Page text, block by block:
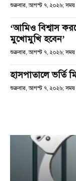
শুক্রবার, আগস্ট ৭, ২০২৬;
‘আমিও বিশ্বাস
মুখোমুখি হবেন’
শুক্রবার, আগস্ট ৭, ২০২৬;
হাসপাতালে ভর্তি
শুক্রবার, আগস্ট ৭, ২০২৬;